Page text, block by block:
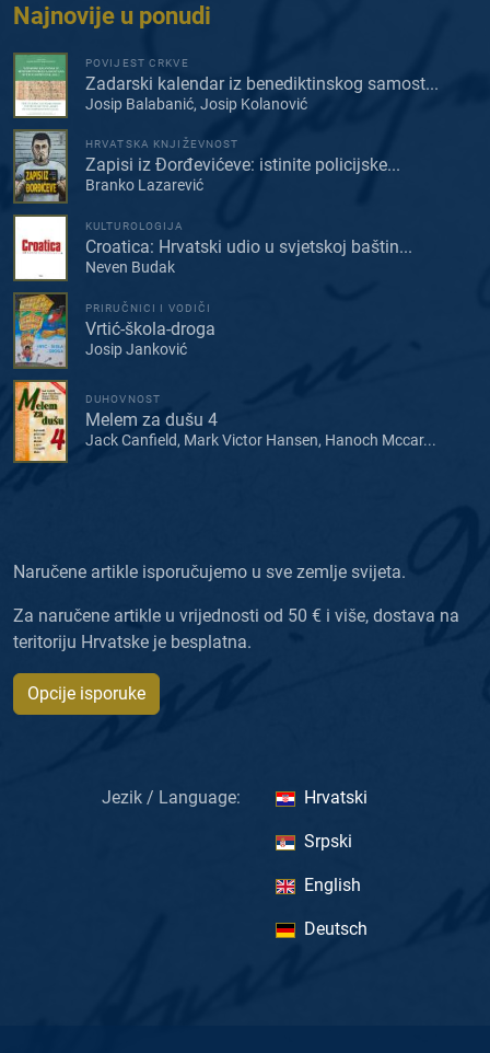
Najnovije u ponudi
POVIJEST CRKVE
Zadarski kalendar iz benediktinskog samost...
Josip Balabanić, Josip Kolanović
HRVATSKA KNJIŽEVNOST
Zapisi iz Đorđevićeve: istinite policijske...
Branko Lazarević
KULTUROLOGIJA
Croatica: Hrvatski udio u svjetskoj baštin...
Neven Budak
PRIRUČNICI I VODIČI
Vrtić-škola-droga
Josip Janković
DUHOVNOST
Melem za dušu 4
Jack Canfield, Mark Victor Hansen, Hanoch Mccar...
Naručene artikle isporučujemo u sve zemlje svijeta.
Za naručene artikle u vrijednosti od 50 € i više, dostava na
teritoriju Hrvatske je besplatna.
Opcije isporuke
Jezik / Language: Hrvatski
Srpski
English
Deutsch